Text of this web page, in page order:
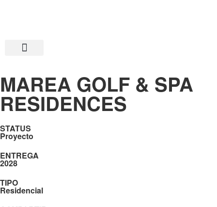
MAREA GOLF & SPA
RESIDENCES
STATUS
Proyecto
ENTREGA
2028
TIPO
Residencial